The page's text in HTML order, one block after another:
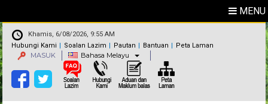
MENU
Khamis, 6/08/2026, 9:55 AM
Hubungi Kami
Soalan Lazim Pautan Bantuan Peta Laman
MASUK Bahasa Melayu